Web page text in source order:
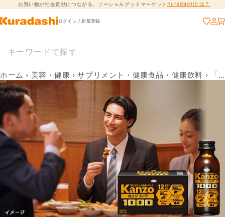
コンテンツに進
む
お買い物が社会貢献につながる、ソーシャルグッドマーケット Kuradashiとは？
ログイン / 新規登録
ホーム › 美容・健康 › サプリメント・健康食品・健康飲料 › 「カンゾコーワドリンク1000」